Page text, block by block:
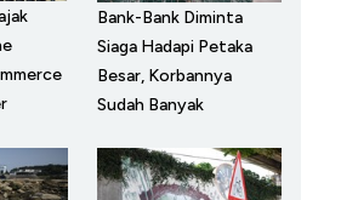
Bank-Bank Diminta
Siaga Hadapi Petaka
Besar, Korbannya
Sudah Banyak